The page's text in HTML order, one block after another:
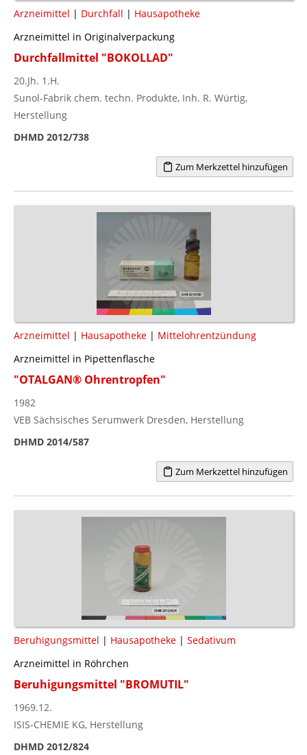
Arzneimittel | Durchfall | Hausapotheke
Arzneimittel in Originalverpackung
Durchfallmittel "BOKOLLAD"
20.Jh. 1.H.
Sunol-Fabrik chem. techn. Produkte, Inh. R. Würtig,
Herstellung
DHMD 2012/738
Zum Merkzettel hinzufügen
Arzneimittel | Hausapotheke | Mittelohrentzündung
Arzneimittel in Pipettenflasche
"OTALGAN® Ohrentropfen"
1982
VEB Sächsisches Serumwerk Dresden, Herstellung
DHMD 2014/587
Zum Merkzettel hinzufügen
Beruhigungsmittel | Hausapotheke | Sedativum
Arzneimittel in Röhrchen
Beruhigungsmittel "BROMUTIL"
1969.12.
ISIS-CHEMIE KG, Herstellung
DHMD 2012/824